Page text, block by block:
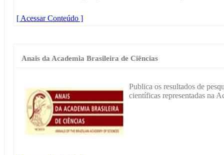
[ Acessar Conteúdo ]
Anais da Academia Brasileira de Ciências
Publica os resultados de
científicas representadas na